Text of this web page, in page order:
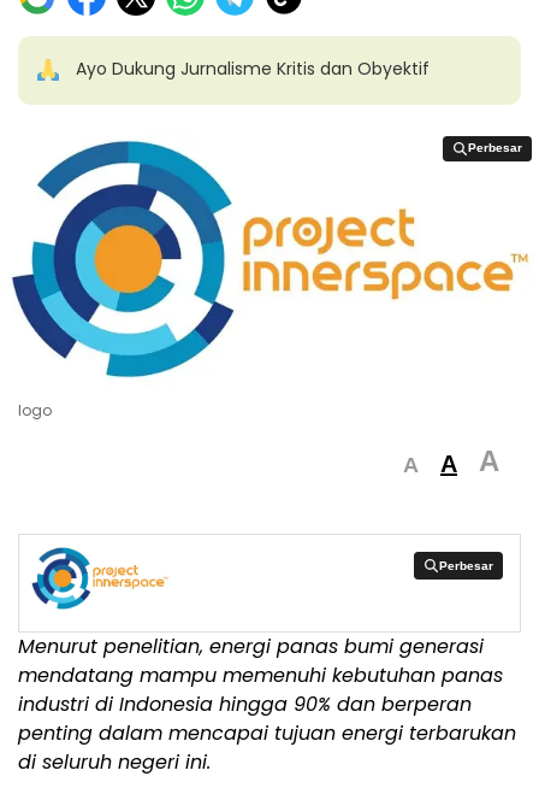
Ayo Dukung Jurnalisme Kritis dan Obyektif
Perbesar
Perbesar
logo
A A A
Perbesar
Perbesar
Menurut penelitian, energi panas bumi generasi
mendatang mampu memenuhi kebutuhan panas
industri di Indonesia hingga 90% dan berperan
penting dalam mencapai tujuan energi terbarukan
di seluruh negeri ini.